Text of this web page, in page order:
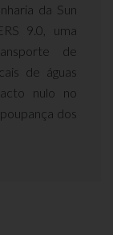
da Sun
9.0, uma
de
de águas
nulo no
dos